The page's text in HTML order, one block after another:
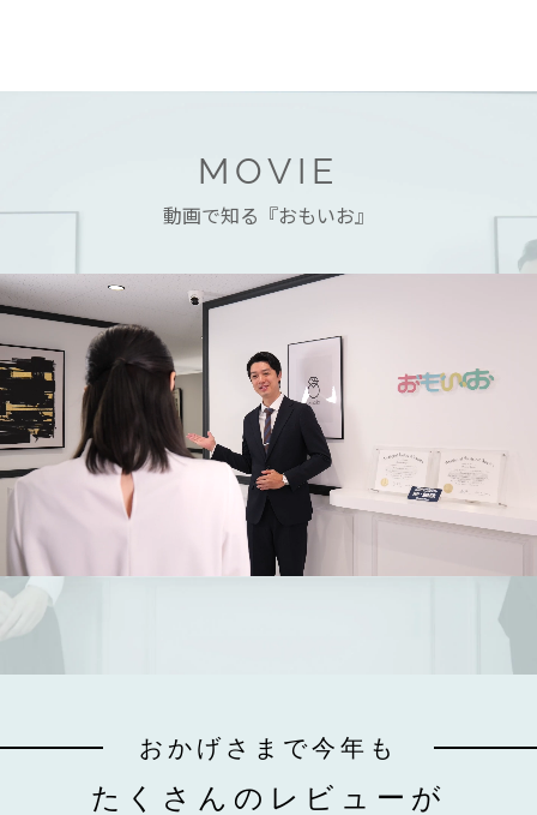
MOVIE
動画で知る『おもいお』
おかげさまで今年も
たくさんのレビューが